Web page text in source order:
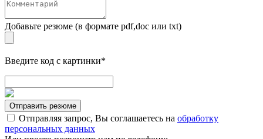
Добавьте резюме (в формате pdf,doc или txt)
Введите код с картинки*
Отправить резюме
Отправляя запрос, Вы соглашаетесь на обработку
персональных данных